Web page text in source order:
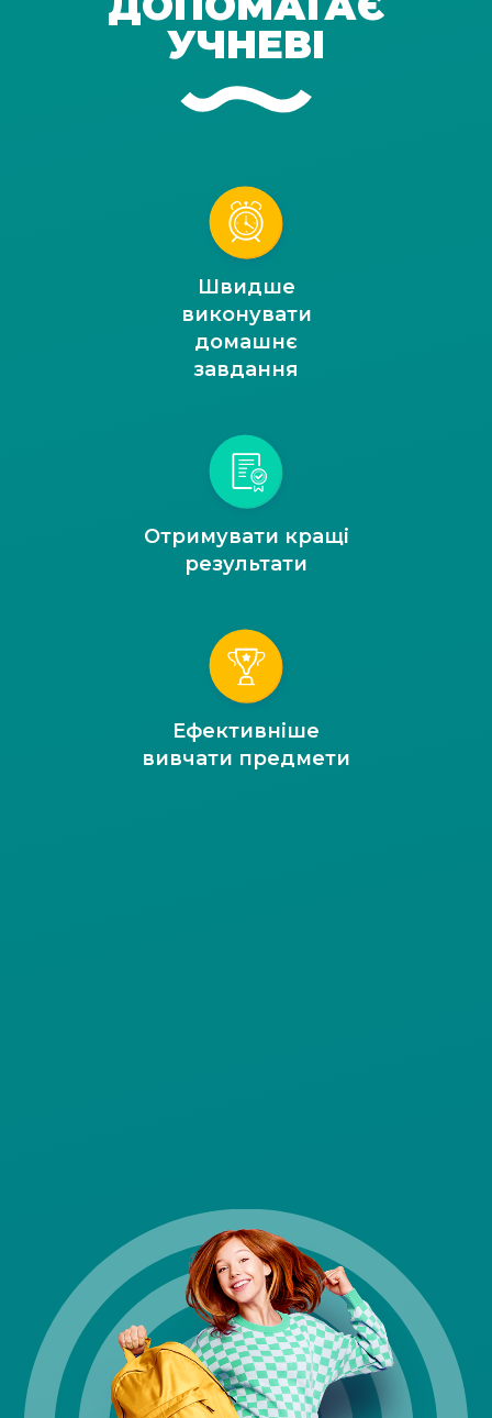
УЧНЕВІ
Швидше
виконувати
домашнє
завдання
Отримувати кращі
результати
Ефективніше
вивчати предмети